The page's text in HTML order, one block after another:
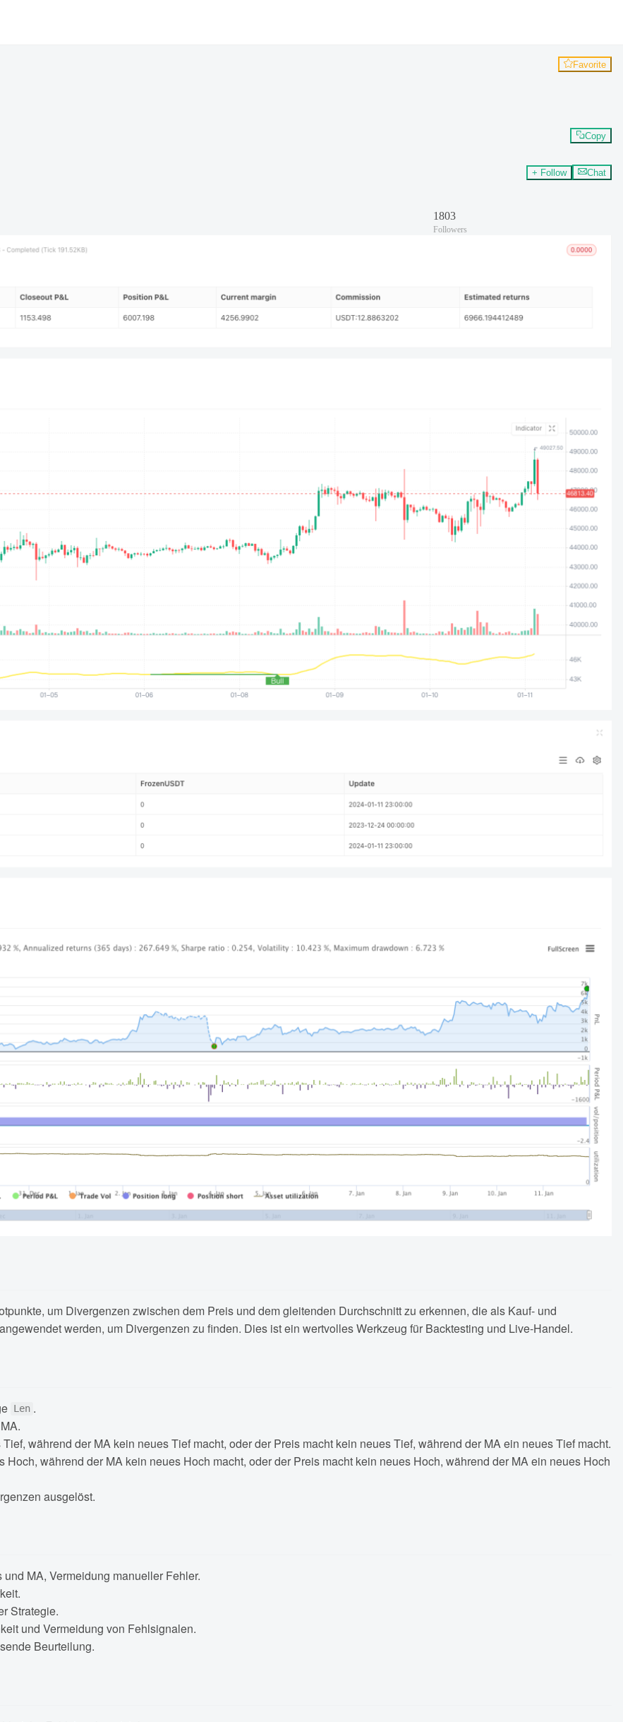
Favorite
Copy
+ Follow Chat
1803
Followers
um Divergenzen zwischen dem Preis und dem gleitenden Durchschnitt zu erkennen, die als Kauf- und
werden, um Divergenzen zu finden. Dies ist ein wertvolles Werkzeug für Backtesting und Live-Handel.
Len .
während der MA kein neues Tief macht, oder der Preis macht kein neues Tief, während der MA ein neues Tief macht.
während der MA kein neues Hoch macht, oder der Preis macht kein neues Hoch, während der MA ein neues Hoch
ausgelöst.
MA, Vermeidung manueller Fehler.
Strategie.
und Vermeidung von Fehlsignalen.
Beurteilung.